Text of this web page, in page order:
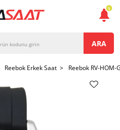
ARA
Reebok Erkek Saat > Reebok RV-HOM-
1